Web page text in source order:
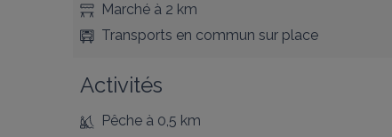
Marché à 2 km
Transports en commun sur place
Activités
Pêche à 0,5 km